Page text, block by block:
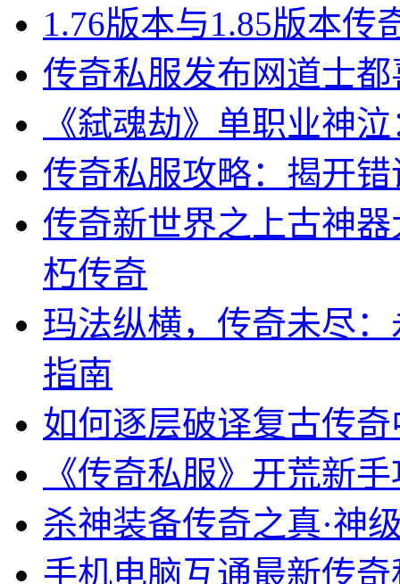
1.76版本与1.85版本传
传奇私服发布网道士
《弑魂劫》单职业神
传奇私服攻略：揭开
传奇新世界之上古神
朽传奇
玛法纵横，传奇未尽
指南
如何逐层破译复古传
《传奇私服》开荒新
杀神装备传奇之真·神
手机电脑互通最新传